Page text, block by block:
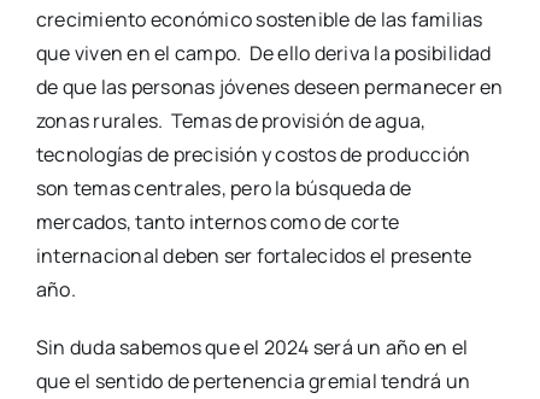
crecimiento económico sostenible de las familias
que viven en el campo. De ello deriva la posibilidad
de que las personas jóvenes deseen permanecer en
zonas rurales. Temas de provisión de agua,
tecnologías de precisión y costos de producción
son temas centrales, pero la búsqueda de
mercados, tanto internos como de corte
internacional deben ser fortalecidos el presente
año.
Sin duda sabemos que el 2024 será un año en el
que el sentido de pertenencia gremial tendrá un